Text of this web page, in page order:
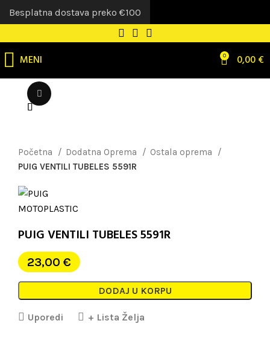
MENI 0 0,00€
Početna Dodatna Oprema
Ostala oprema
PUIG VENTILI TUBELES 5591R
PUIG VENTILI TUBELES 5591R
23,00 €
DODAJ U KORPU
Uporedi + Lista Želja
Besplatna dostava preko €100